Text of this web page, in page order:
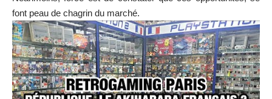
font peau de chagrin du marché.